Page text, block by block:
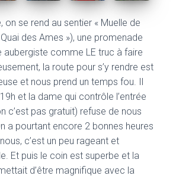
on se rend au sentier « Muelle de
des Ames »), une promenade
aubergiste comme LE truc à faire
la route pour s’y rendre est
et nous prend un temps fou. Il
et la dame qui contrôle l’entrée
c’est pas gratuit) refuse de nous
a pourtant encore 2 bonnes heures
c’est un peu rageant et
Et puis le coin est superbe et la
d’être magnifique avec la